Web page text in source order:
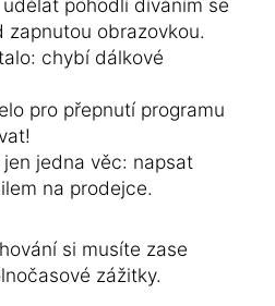
zapnutou obrazovkou.
chybí dálkové
pro přepnutí programu
jedna věc: napsat
na prodejce.
si musíte zase
zážitky.